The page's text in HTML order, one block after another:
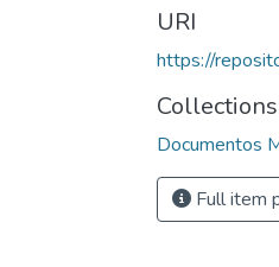
URI
https://
Collections
Documentos
Full item